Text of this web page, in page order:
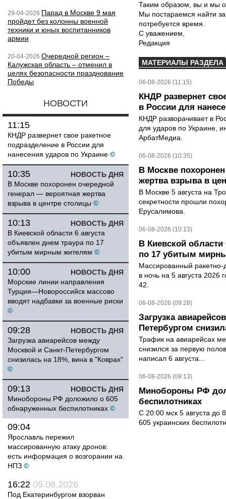
29-04-2026 Парад в Москве 9 мая
пройдет без колонны военной
техники и юных воспитанников
армии
20-04-2026 Очередной регион –
Калужская область – отменил в
целях безопасности празднование
Победы
НОВОСТИ
11:15
КНДР развернет свое ракетное
подразделение в России для
нанесения ударов по Украине ©
НОВОСТЬ ДНЯ
10:35
В Москве похоронен очередной
генерал — вероятная жертва
взрыва в центре столицы ©
НОВОСТЬ ДНЯ
10:13
В Киевской области 6 августа
объявлен днем траура по 17
убитым мирным жителям ©
НОВОСТЬ ДНЯ
10:00
Морские линии направления
Турция—Новороссийск массово
вводят надбавки за военные риски
©
НОВОСТЬ ДНЯ
09:28
Загрузка авиарейсов между
Москвой и Санкт-Петербургом
снизилась на 18%, вина в "Коврах"
©
НОВОСТЬ ДНЯ
09:13
Минобороны РФ доложило о 605
обнаруженных беспилотниках ©
09:04
Ярославль пережил
массированную атаку дронов:
есть информация о возгорании на
НПЗ ©
16:22 05.08.2026
Под Екатеринбургом взорван
Таким образом, вы и мы
Мы постараемся найти
потребуется время.
С уважением,
Редакция
МАТЕРИАЛЫ РАЗДЕЛА
06-08-2026 (11:15)
КНДР развернет
в России для
КНДР разворачивает в
для ударов по Украине,
АрбатМедиа.
06-08-2026 (10:35)
В Москве
жертва взрыва в
В Москве 5 августа на
секретности прошли
Ерусалимова.
06-08-2026 (10:13)
В Киевской
по 17 убитым
Массированный ракетно-
в ночь на 5 августа 2026
42.
06-08-2026 (09:28)
Загрузка
Петербургом
Трафик на авиарейсах
снизился за первую
написал 6 августа...
06-08-2026 (09:13)
Минобороны РФ
беспилотниках
С 20:00 мск 5 августа до
605 украинских